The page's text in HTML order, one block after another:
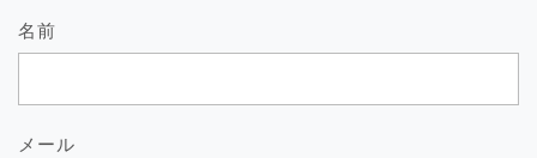
名前
メール